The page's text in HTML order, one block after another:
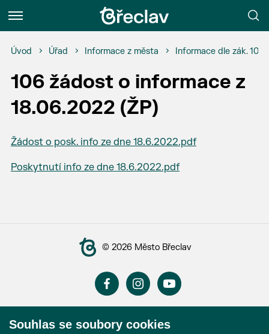
Menu
Úvod Úřad Informace z města Informace dle zák.
106 žádost o informace z
18.06.2022 (ŽP)
Žádost o posk. info ze dne 18.6.2022.pdf
Poskytnutí info ze dne 18.6.2022.pdf
© 2026 Město Břeclav
Prohlášení o přístupnosti
Souhlas se soubory cookies